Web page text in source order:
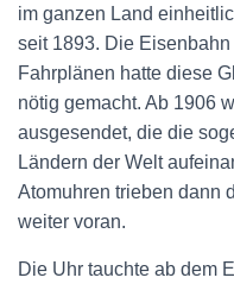
im ganzen Land
seit 1893. Die
Fahrplänen hatte diese
nötig gemacht. Ab 1906
ausgesendet, die die
Ländern der Welt
Atomuhren trieben dann
weiter voran.
Die Uhr tauchte ab dem